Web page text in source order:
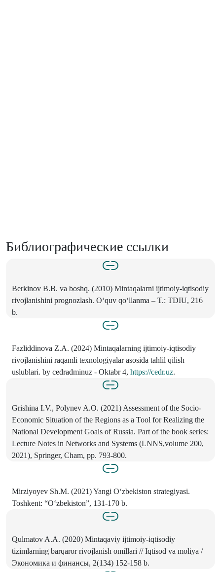
Библиографические ссылки
Berkinov B.B. va boshq. (2010) Mintaqalarni ijtimoiy-iqtisodiy
rivojlanishini prognozlash. O‘quv qo‘llanma – T.: TDIU, 216
b.
Fazliddinova Z.A. (2024) Mintaqalarning ijtimoiy-iqtisodiy
rivojlanishini raqamli texnologiyalar asosida tahlil qilish
uslublari. by cedradminuz - Oktabr 4, https://cedr.uz.
Grishina I.V., Polynev A.O. (2021) Assessment of the Socio-
Economic Situation of the Regions as a Tool for Realizing the
National Development Goals of Russia. Part of the book series:
Lecture Notes in Networks and Systems (LNNS,volume 200,
2021), Springer, Cham, pp. 793-800.
Mirziyoyev Sh.M. (2021) Yangi Oʻzbekiston strategiyasi.
Toshkent: “Oʻzbekiston”, 131-170 b.
Qulmatov A.A. (2020) Mintaqaviy ijtimoiy-iqtisodiy
tizimlarning barqaror rivojlanish omillari // Iqtisod va moliya /
Экономика и финансы, 2(134) 152-158 b.